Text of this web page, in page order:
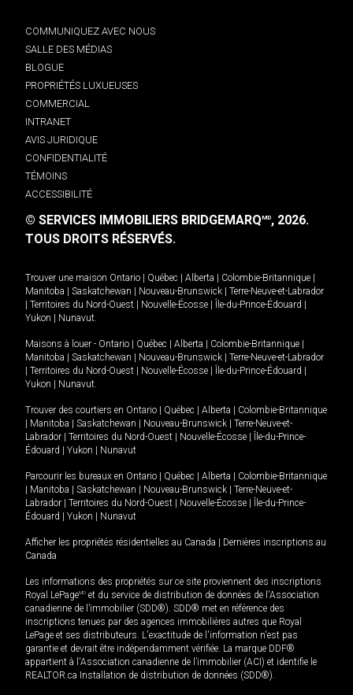
COMMUNIQUEZ AVEC NOUS
SALLE DES MÉDIAS
BLOGUE
PROPRIÉTÉS LUXUEUSES
COMMERCIAL
INTRANET
AVIS JURIDIQUE
CONFIDENTIALITÉ
TÉMOINS
ACCESSIBILITÉ
© SERVICES IMMOBILIERS BRIDGEMARQMD, 2026.
TOUS DROITS RÉSERVÉS.
Trouver une maison Ontario Québec Alberta Colombie-Britannique
Manitoba
Saskatchewan Nouveau-Brunswick
Terre-Neuve-et-Labrador
Territoires du Nord-Ouest Nouvelle-Écosse Île-du-Prince-Édouard
Yukon
Nunavut.
Maisons à louer - Ontario Québec Alberta Colombie-Britannique
Manitoba
Saskatchewan Nouveau-Brunswick
Terre-Neuve-et-Labrador
Territoires du Nord-Ouest Nouvelle-Écosse Île-du-Prince-Édouard
Yukon
Nunavut.
Trouver des courtiers en Ontario Québec Alberta
Colombie-Britannique
Manitoba Saskatchewan Nouveau-Brunswick
Terre-Neuve-et-
Labrador
Territoires du Nord-Ouest Nouvelle-Écosse
Île-du-Prince-
Édouard
Yukon Nunavut
Parcourir les bureaux en Ontario Québec Alberta
Colombie-Britannique
Manitoba Saskatchewan Nouveau-Brunswick
Terre-Neuve-et-
Labrador
Territoires du Nord-Ouest Nouvelle-Écosse
Île-du-Prince-
Édouard
Yukon Nunavut
Afficher les propriétés résidentielles au Canada
Dernières inscriptions au
Canada
Les informations des propriétés sur ce site proviennent des inscriptions
Royal LePageMD et du service de distribution de données de l'Association
canadienne de l’immobilier (SDD®). SDD® met en référence des
inscriptions tenues par des agences immobilières autres que Royal
LePage et ses distributeurs. L'exactitude de l'information n'est pas
garantie et devrait être indépendamment vérifiée. La marque DDF®
appartient à l'Association canadienne de l’immobilier (ACI) et identifie le
REALTOR.ca Installation de distribution de données (SDD®).